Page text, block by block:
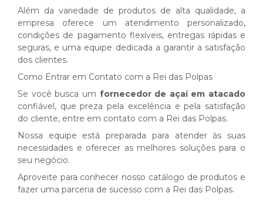
Além da variedade de produtos de alta qualidade, a
empresa oferece um atendimento personalizado,
condições de pagamento flexíveis, entregas rápidas e
seguras, e uma equipe dedicada a garantir a satisfação
dos clientes.
Como Entrar em Contato com a Rei das Polpas
Se você busca um fornecedor de açaí em atacado
confiável, que preza pela excelência e pela satisfação
do cliente, entre em contato com a Rei das Polpas.
Nossa equipe está preparada para atender às suas
necessidades e oferecer as melhores soluções para o
seu negócio.
Aproveite para conhecer nosso catálogo de produtos e
fazer uma parceria de sucesso com a Rei das Polpas.